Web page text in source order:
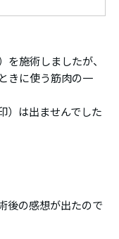
を施術しましたが、
きに使う筋肉の一
）は出ませんでした
後の感想が出たので